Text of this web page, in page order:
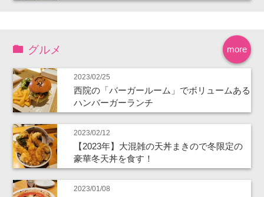
more
グルメ
2023/02/25
西院の「バーガールーム」でボリュームある
ハンバーガーランチ
2023/02/12
【2023年】大混雑の天丼まきので冬限定の
豪華冬天丼を食す！
2023/01/08